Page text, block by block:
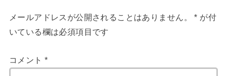
メールアドレスが公開されることはありません。 * が付
いている欄は必須項目です
コメント *